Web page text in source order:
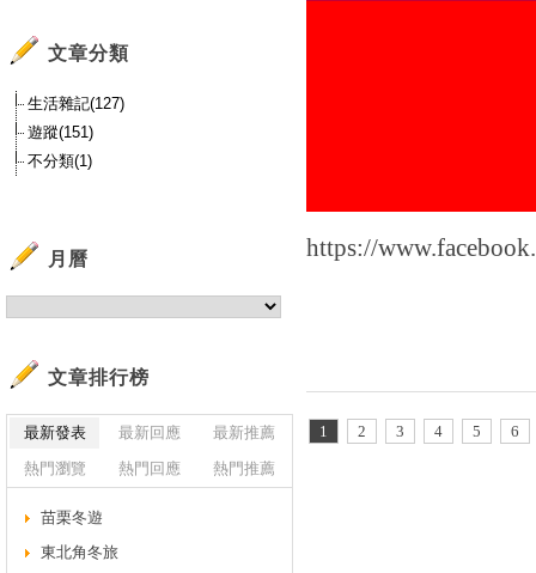
https://
1 2 3 4 5 6
文章分類
生活雜記(127)
遊蹤(151)
不分類(1)
月曆
文章排行榜
最新發表 最新回應
最新推薦
熱門瀏覽
熱門回應 熱門推薦
苗栗冬遊
東北角冬旅